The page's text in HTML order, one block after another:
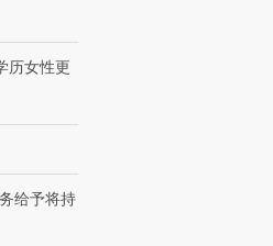
种
【商旅对话】华住集团
CFO：不靠规模取胜，华
历女性更
给予将持